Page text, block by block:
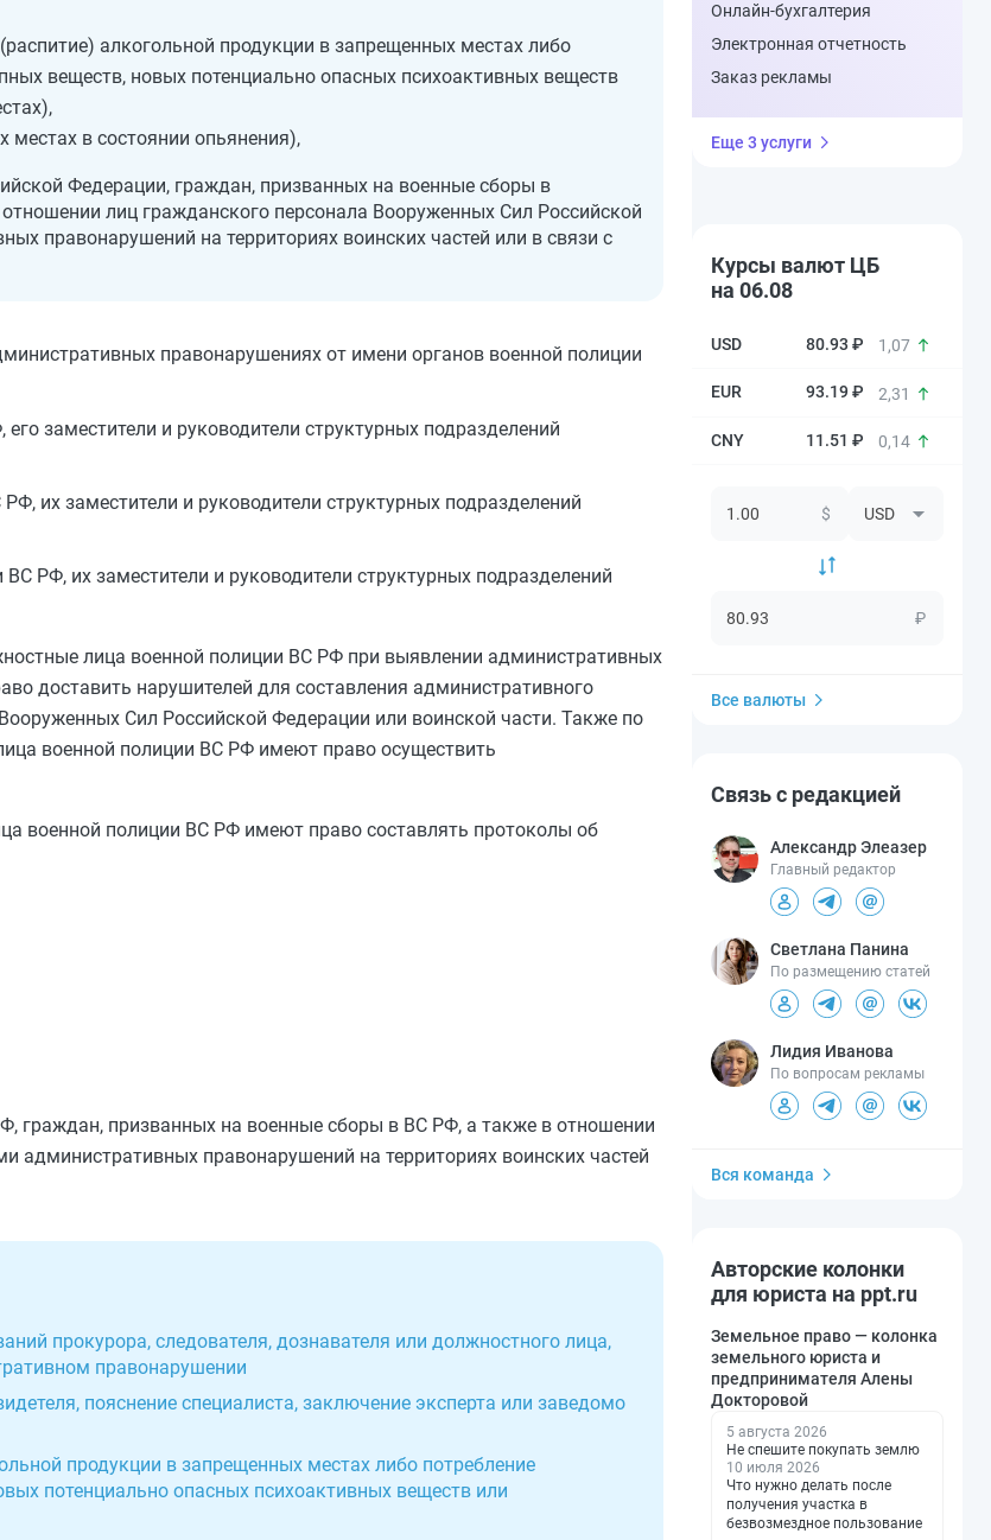
алкогольной продукции в запрещенных местах либо
веществ, новых потенциально опасных психоактивных веществ
,
местах в состоянии опьянения),
Федерации, граждан, призванных на военные сборы в
лиц гражданского персонала Вооруженных Сил Российской
правонарушений на территориях воинских частей или в связи с
правонарушениях от имени органов военной полиции
заместители и руководители структурных подразделений
их заместители и руководители структурных подразделений
РФ, их заместители и руководители структурных подразделений
лица военной полиции ВС РФ при выявлении административных
доставить нарушителей для составления административного
Сил Российской Федерации или воинской части. Также по
военной полиции ВС РФ имеют право осуществить
военной полиции ВС РФ имеют право составлять протоколы об
граждан, призванных на военные сборы в ВС РФ, а также в отношении
административных правонарушений на территориях воинских частей
прокурора, следователя, дознавателя или должностного лица,
правонарушении
пояснение специалиста, заключение эксперта или заведомо
продукции в запрещенных местах либо потребление
потенциально опасных психоактивных веществ или
Онлайн-бухгалтерия
Электронная отчетность
Заказ рекламы
Еще 3 услуги
Курсы валют ЦБ
на 06.08
80.93 ₽ 1,07
93.19 ₽ 2,31
11.51 ₽ 0,14
$
₽
Все валюты
Связь с редакцией
Александр Элеазер
Главный редактор
Светлана Панина
По размещению статей
Лидия Иванова
По вопросам рекламы
Вся команда
Авторские колонки
для юриста на ppt.ru
Земельное право — колонка
земельного юриста и
предпринимателя Алены
Докторовой
5 августа 2026
Не спешите покупать землю
10 июля 2026
Что нужно делать после
получения участка в
безвозмездное пользование